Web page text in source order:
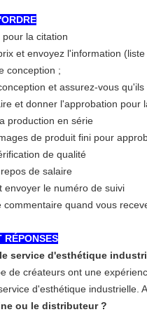
la citation
et envoyez l'information
conception ;
et assurez-vous
et donner l'approbation pour
production en série
de produit fini pour
de qualité
de salaire
envoyer le numéro de suivi
commentaire quand vous
RÉPONSES
service d'esthétique
de créateurs ont une
d'esthétique industrielle.
ou le distributeur ?